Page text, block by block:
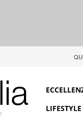
LIFESTYLE